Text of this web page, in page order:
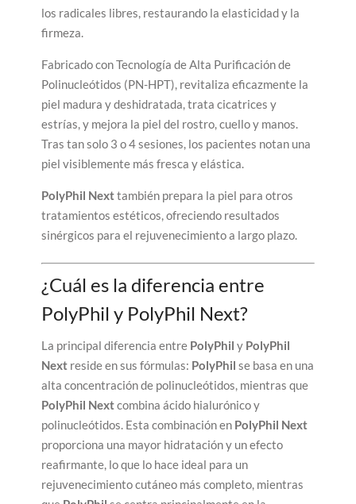
los radicales libres, restaurando la elasticidad y la
firmeza.
Fabricado con Tecnología de Alta Purificación de
Polinucleótidos (PN-HPT), revitaliza eficazmente la
piel madura y deshidratada, trata cicatrices y
estrías, y mejora la piel del rostro, cuello y manos.
Tras tan solo 3 o 4 sesiones, los pacientes notan una
piel visiblemente más fresca y elástica.
PolyPhil Nexttambién prepara la piel para otros
tratamientos estéticos, ofreciendo resultados
sinérgicos para el rejuvenecimiento a largo plazo.
¿Cuál es la diferencia entre
PolyPhil y PolyPhil Next?
La principal diferencia entre PolyPhil y PolyPhil
Next reside en sus fórmulas: PolyPhil se basa en una
alta concentración de polinucleótidos, mientras que
PolyPhil Nextcombina ácido hialurónico y
polinucleótidos. Esta combinación en PolyPhil Next
proporciona una mayor hidratación y un efecto
reafirmante, lo que lo hace ideal para un
rejuvenecimiento cutáneo más completo, mientras